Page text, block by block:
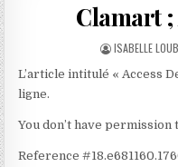
Clamart ;
AUTHOR:
ISABELLE
L’article intitulé « Access
ligne.
You don’t have
Reference